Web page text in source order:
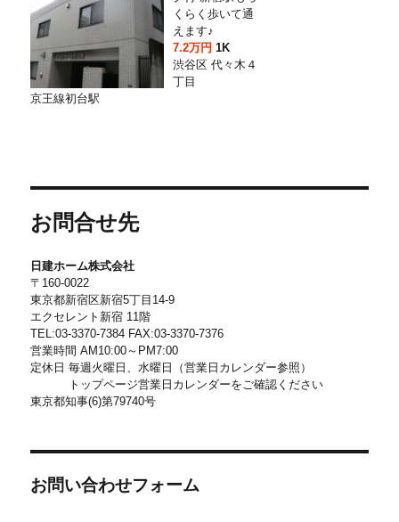
くらく歩いて通
えます♪
7.2万円1K
渋谷区 代々木４
丁目
京王線初台駅
お問合せ先
日建ホーム株式会社
〒160-0022
東京都新宿区新宿5丁目14-9
エクセレント新宿 11階
TEL:03-3370-7384 FAX:03-3370-7376
営業時間 AM10:00～PM7:00
定休日 毎週火曜日、水曜日（営業日カレンダー参照）
トップページ営業日カレンダーをご確認ください
東京都知事(6)第79740号
お問い合わせフォーム